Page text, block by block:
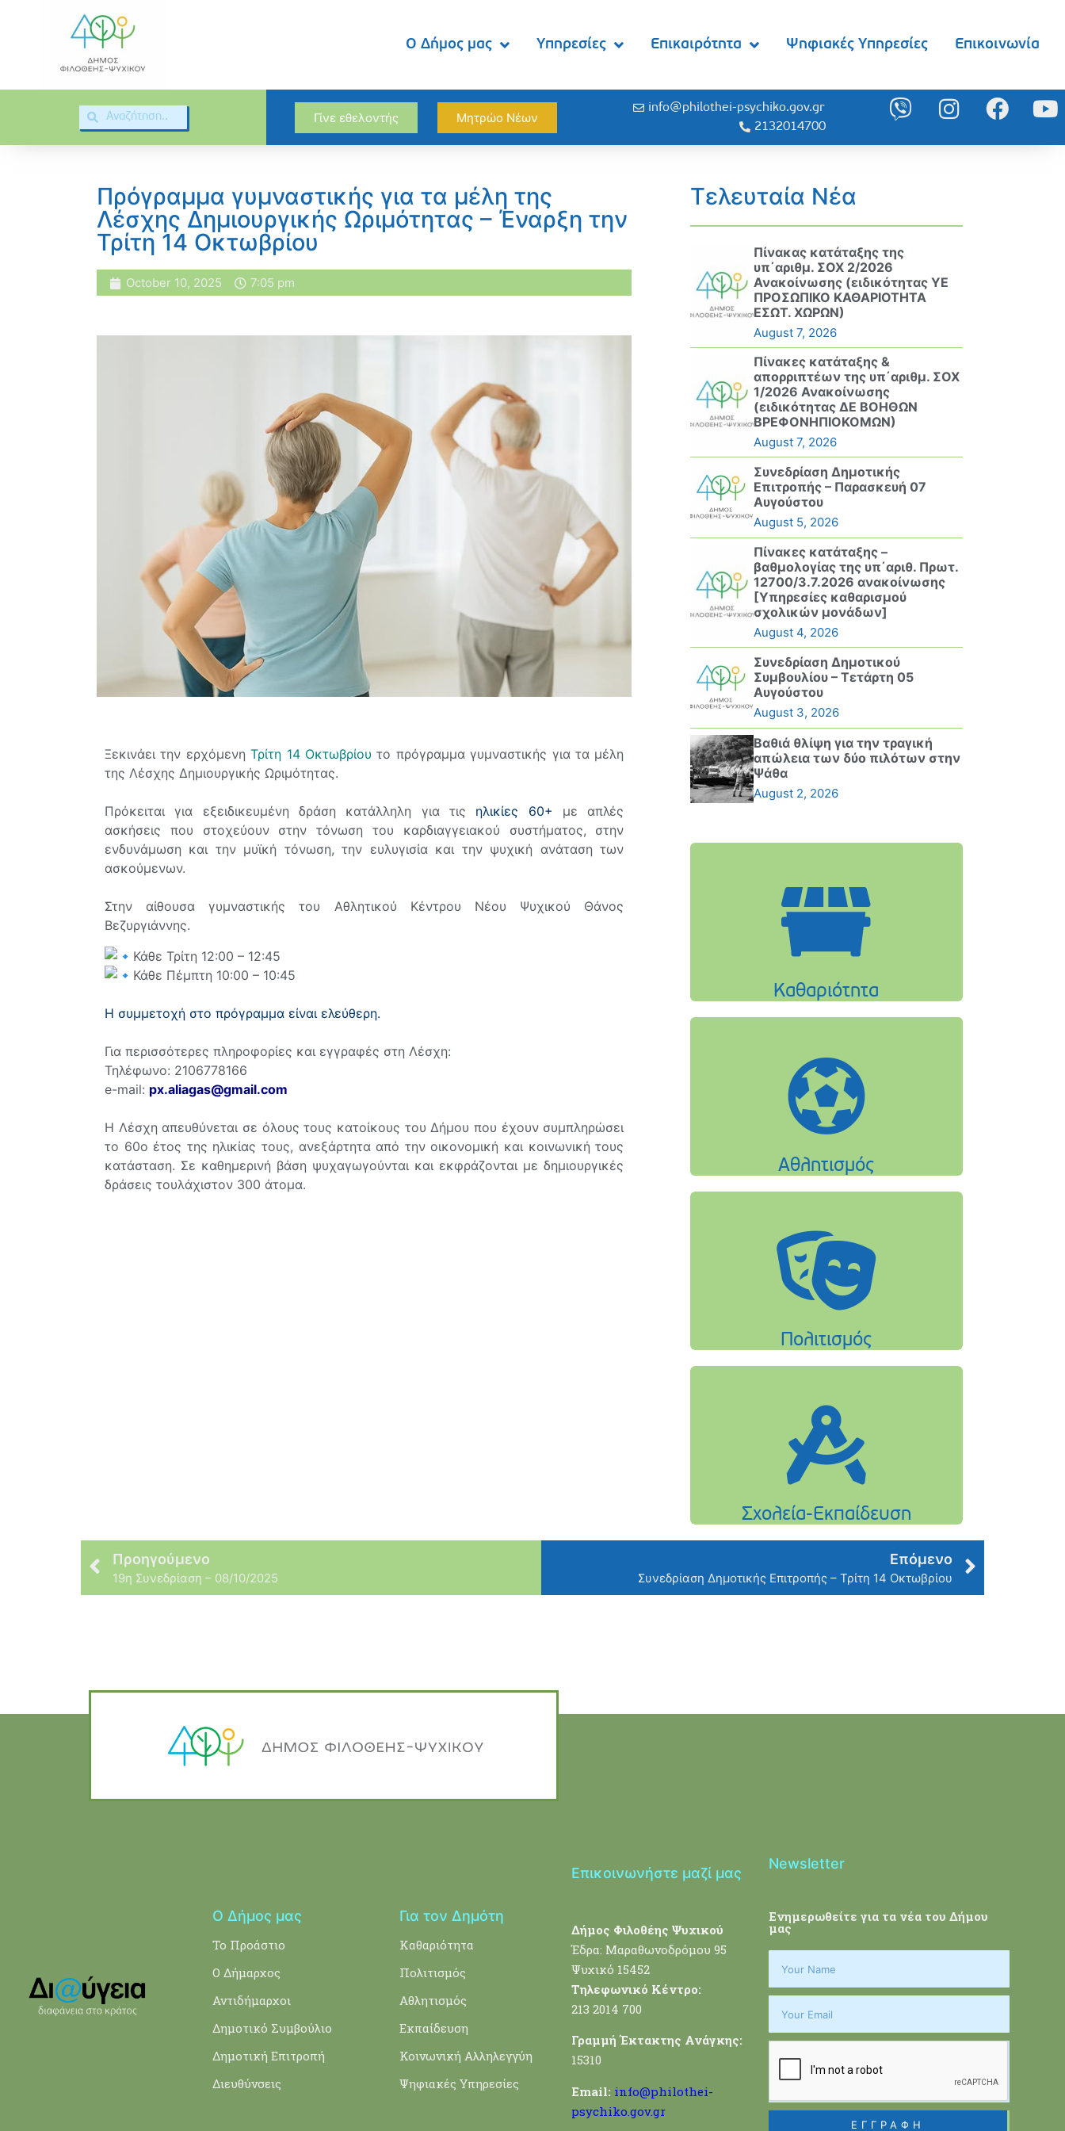
Ο Δήμος μας Υπηρεσίες Επικαιρότητα Ψηφιακές Υπηρεσίες Επικοινωνία
Γίνε εθελοντής Μητρώο Νέων
info@philothei-psychiko.gov.gr
2132014700
Πρόγραμμα γυμναστικής για τα μέλη της
Λέσχης Δημιουργικής Ωριμότητας – Έναρξη την
Τρίτη 14 Οκτωβρίου
October 10, 2025 7:05 pm
Ξεκινάει την ερχόμενηΤρίτη 14 Οκτωβρίου το πρόγραμμα γυμναστικής για τα μέλη
της Λέσχης Δημιουργικής Ωριμότητας.
Πρόκειται για εξειδικευμένη δράση κατάλληλη για τις ηλικίες 60+ με απλές
ασκήσεις που στοχεύουν στην τόνωση του καρδιαγγειακού συστήματος, στην
ενδυνάμωση και την μυϊκή τόνωση, την ευλυγισία και την ψυχική ανάταση των
ασκούμενων.
Στην αίθουσα γυμναστικής του Αθλητικού Κέντρου Νέου Ψυχικού Θάνος
Βεζυργιάννης.
Κάθε Τρίτη 12:00 – 12:45
Κάθε Πέμπτη 10:00 – 10:45
Η συμμετοχή στο πρόγραμμα είναι ελεύθερη.
Για περισσότερες πληροφορίες και εγγραφές στη Λέσχη:
Τηλέφωνο: 2106778166
e-mail: px.aliagas@gmail.com
Η Λέσχη απευθύνεται σε όλους τους κατοίκους του Δήμου που έχουν συμπληρώσει
το 60ο έτος της ηλικίας τους, ανεξάρτητα από την οικονομική και κοινωνική τους
κατάσταση. Σε καθημερινή βάση ψυχαγωγούνται και εκφράζονται με δημιουργικές
δράσεις τουλάχιστον 300 άτομα.
Τελευταία Νέα
Πίνακας κατάταξης της
υπ΄αριθμ. ΣΟΧ 2/2026
Ανακοίνωσης (ειδικότητας ΥΕ
ΠΡΟΣΩΠΙΚΟ ΚΑΘΑΡΙΟΤΗΤΑ
ΕΣΩΤ. ΧΩΡΩΝ)
August 7, 2026
Πίνακες κατάταξης &
απορριπτέων της υπ΄αριθμ. ΣΟΧ
1/2026 Ανακοίνωσης
(ειδικότητας ΔΕ ΒΟΗΘΩΝ
ΒΡΕΦΟΝΗΠΙΟΚΟΜΩΝ)
August 7, 2026
Συνεδρίαση Δημοτικής
Επιτροπής – Παρασκευή 07
Αυγούστου
August 5, 2026
Πίνακες κατάταξης –
βαθμολογίας της υπ΄αριθ. Πρωτ.
12700/3.7.2026 ανακοίνωσης
[Υπηρεσίες καθαρισμού
σχολικών μονάδων]
August 4, 2026
Συνεδρίαση Δημοτικού
Συμβουλίου – Τετάρτη 05
Αυγούστου
August 3, 2026
Βαθιά θλίψη για την τραγική
απώλεια των δύο πιλότων στην
Ψάθα
August 2, 2026
Προηγούμενο
19η Συνεδρίαση – 08/10/2025
Επόμενο
Συνεδρίαση Δημοτικής Επιτροπής – Τρίτη 14 Οκτωβρίου
Ο Δήμος μας
Το Προάστιο
Ο Δήμαρχος
Αντιδήμαρχοι
Δημοτικό Συμβούλιο
Δημοτική Επιτροπή
Διευθύνσεις
Για τον Δημότη
Καθαριότητα
Πολιτισμός
Αθλητισμός
Εκπαίδευση
Κοινωνική Αλληλεγγύη
Ψηφιακές Υπηρεσίες
Επικοινωνήστε μαζί μας
Δήμος Φιλοθέης Ψυχικού
Έδρα: Μαραθωνοδρόμου 95
Ψυχικό 15452
Τηλεφωνικό Κέντρο:
213 2014 700
Γραμμή Έκτακτης Ανάγκης:
15310
Email: info@philothei-
psychiko.gov.gr
Newsletter
Ενημερωθείτε για τα νέα του Δήμου
μας
ΕΓΓΡΑΦΗ